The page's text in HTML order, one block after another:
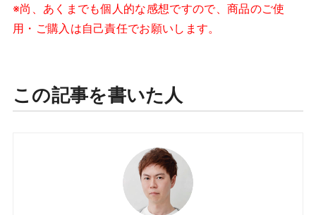
※尚、あくまでも個人的な感想ですので、商品のご使
用・ご購入は自己責任でお願いします。
この記事を書いた人